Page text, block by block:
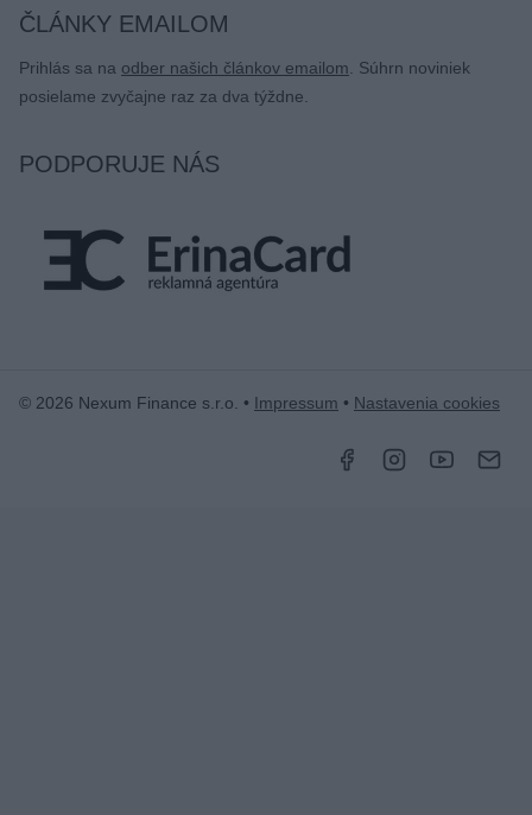
ČLÁNKY EMAILOM
Prihlás sa na odber našich článkov emailom . Súhrn noviniek
posielame zvyčajne raz za dva týždne.
PODPORUJE NÁS
© 2026 Nexum Finance s.r.o. • Impressum • Nastavenia cookies